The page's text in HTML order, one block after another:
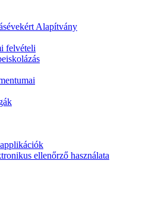
Alapítvány
felvételi
ellenőrző használata